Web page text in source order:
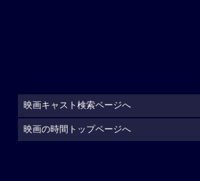
映画キャスト検索ページへ
映画の時間トップページへ